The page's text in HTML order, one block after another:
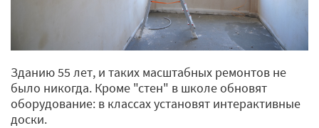
Зданию 55 лет, и таких масштабных ремонтов не
было никогда. Кроме "стен" в школе обновят
оборудование: в классах установят интерактивные
доски.